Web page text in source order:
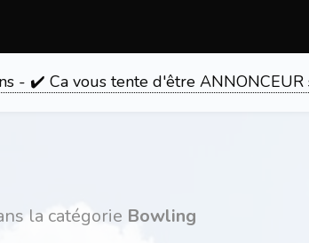
- ✔️ Ca vous tente d'être ANNONCEUR
la catégorie Bowling